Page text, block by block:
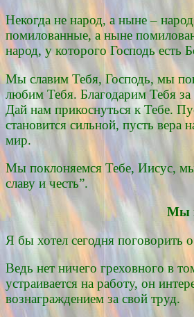
Некогда не народ, а ныне –
помилованные, а ныне
народ, у которого Господь есть
Мы славим Тебя, Господь, мы
любим Тебя. Благодарим Тебя за
Дай нам прикоснуться к Тебе.
становится сильной, пусть вера
мир.
Мы поклоняемся Тебе, Иисус,
славу и честь”.
Мы
Я бы хотел сегодня поговорить
Ведь нет ничего греховного в
устраивается на работу, он
вознаграждением за свой труд.